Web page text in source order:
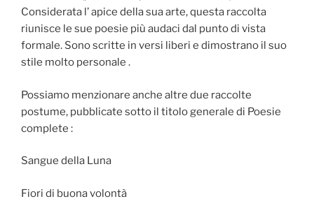
Considerata l’ apice della sua arte, questa raccolta
riunisce le sue poesie più audaci dal punto di vista
formale. Sono scritte in versi liberi e dimostrano il suo
stile molto personale .
Possiamo menzionare anche altre due raccolte
postume, pubblicate sotto il titolo generale di Poesie
complete :
Sangue della Luna
Fiori di buona volontà